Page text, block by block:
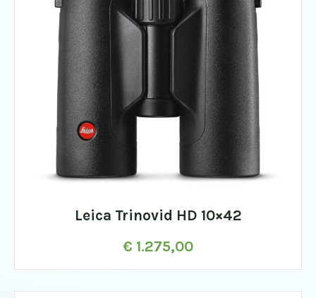
Leica Trinovid HD 10×42
€ 1.275,00